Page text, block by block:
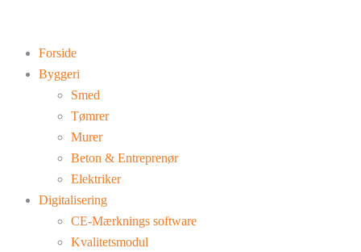
Forside
Byggeri
Smed
Tømrer
Murer
Beton & Entreprenør
Elektriker
Digitalisering
CE-Mærknings software
Kvalitetsmodul